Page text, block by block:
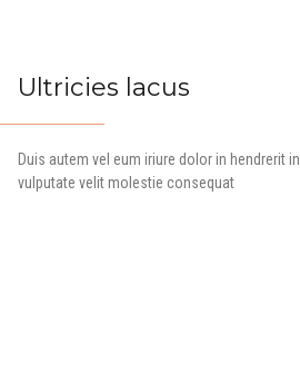
Ultricies lacus
Duis autem vel eum iriure dolor in hendrerit in
vulputate velit molestie consequat